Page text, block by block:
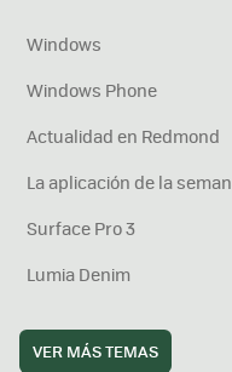
Windows
Windows Phone
Actualidad en Redmond
La aplicación de la
Surface Pro 3
Lumia Denim
VER MÁS TEMAS